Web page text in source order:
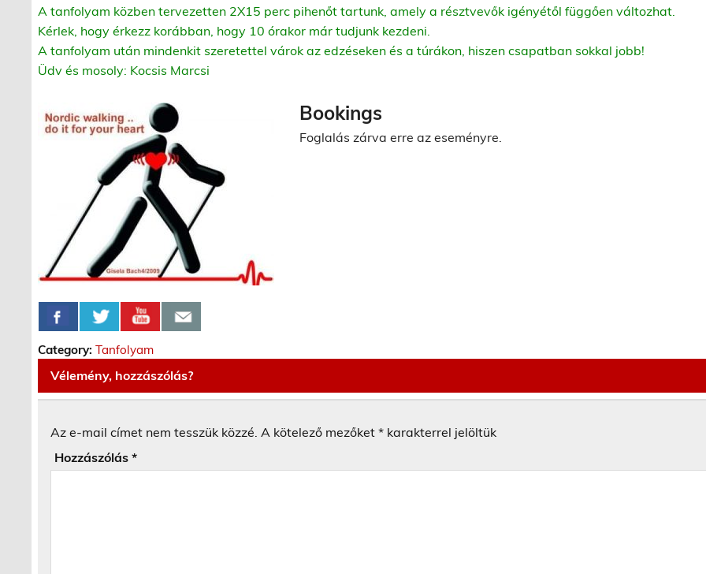
A tanfolyam közben tervezetten 2X15 perc pihenőt tartunk, amely a résztvevők igényétől függően változhat.
Kérlek, hogy érkezz korábban, hogy 10 órakor már tudjunk kezdeni.
A tanfolyam után mindenkit szeretettel várok az edzéseken és a túrákon, hiszen csapatban sokkal jobb!
Üdv és mosoly: Kocsis Marcsi
Bookings
Foglalás zárva erre az eseményre.
Category:Tanfolyam
Vélemény, hozzászólás?
Az e-mail címet nem tesszük közzé. A kötelező mezőket* karakterrel jelöltük
Hozzászólás*